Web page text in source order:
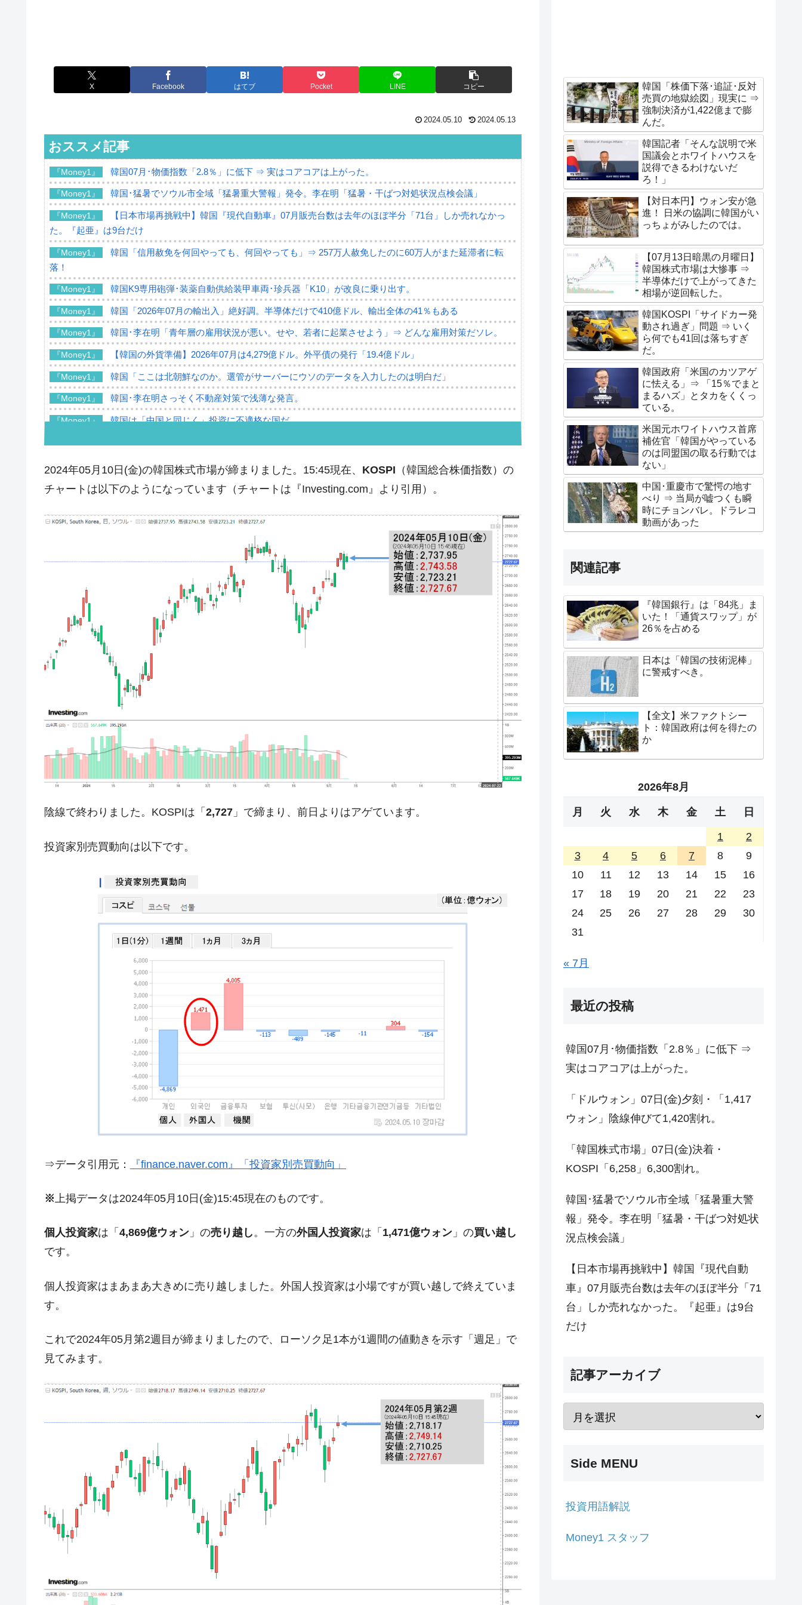
X Facebook はてブ Pocket LINE コピー
2024.05.10 2024.05.13
おススメ記事
『Money1』 韓国07月･物価指数「2.8％」に低下 ⇒ 実はコアコアは上がった。
『Money1』 韓国･猛暑でソウル市全域「猛暑重大警報」発令。李在明「猛暑・干ばつ対処状況点検会議」
『Money1』
【日本市場再挑戦中】韓国『現代自動車』07月販売台数は去年のほぼ半分「71台」しか売れなかっ
た。『起亜』は9台だけ
『Money1』
韓国「信用赦免を何回やっても、何回やっても」⇒ 257万人赦免したのに60万人がまた延滞者に転
落！
『Money1』 韓国K9専用砲弾･装薬自動供給装甲車両･珍兵器「K10」が改良に乗り出す。
『Money1』 韓国「2026年07月の輸出入」絶好調。半導体だけで410億ドル、輸出全体の41％もある
『Money1』 韓国･李在明「青年層の雇用状況が悪い。せや、若者に起業させよう」⇒ どんな雇用対策だソレ。
『Money1』 【韓国の外貨準備】2026年07月は4,279億ドル。外平債の発行「19.4億ドル」
『Money1』 韓国「ここは北朝鮮なのか。選管がサーバーにウソのデータを入力したのは明白だ」
『Money1』 韓国･李在明さっそく不動産対策で浅薄な発言。
『Money1』 韓国は「中国と同じく」投資に不適格な国だ。
『Money1』 韓国･外為取引量「1日当たり1,214.4億ドル」まで拡大 ⇒ 海外資金の動きに強く左右される状態
『Money1』 韓国･帰ってきた李在明。李在明を支持しない「50.5％」に上昇
壟断
韓国･警察職員が「丸刈りになって抗議活動」
中国だけが鉄鋼輸出を異常増加させる ⇒ 中国の過剰生産が世界を蝕む。
『Money1』 韓国製造業「半導体絶好調」のウラで他業種は全般的「不調」⇒ PSIが示す現況は決して良くない。
【米韓激突案件】韓国消費者院が『クーパン』1人当たり賠償10万ウォンを認定 ⇒ 総額3兆7,000億
『Money1』 韓国で猛暑。南東部では干ばつ
『Money1』 韓国型イージス搭載の次世代駆逐艦「KDDX」1番艦、2032年竣工と公示
【対日本円】ウォン安が急進！ 日米の協調に韓国がいっちょがみしたのでは。
韓国政府『BYD』車への補助金を全廃 ⇒ 実は韓国で『BYD』車は売れている。6カ月で対前年同期比
1.9倍！
在韓米国大使スティールが着韓！⇒ さっそく空港に詰めかけ「出て行け！」「極右勢力」のプラカー
ドを掲げる「在韓反米勢力」
『Money1』 韓国『国民年金公団』株価暴落で200兆蒸発。
韓国鉄鋼最大手『POSCO』ズブズブ沈む。営業利益80.2％も減少
米国下院「韓国の公務員個人をターゲットにぶん殴る法案」提出！⇒ クーパン問題は合衆国企業に対
する差別。許してはおかぬ
韓国ボンクラ政策室長･金容範、株価暴落に他人事のような発言。
韓国半導体『SKハイニックス』2026年2Qの業績「史上最高益」当期純利益は前年同期比13.4倍に。
韓国･加徳島新国際空港「またも暗礁」の危機 ⇒ 10.7兆では損が出るからできない。
【速報】韓国株式市場の暴落・本日07月29日(水)もサイドカー・サーキットブレイカーの二段コンボ
IT産業は人を雇用する効果は低い。全産業の半分未満しか雇用を生まない
日本の誇る海洋資源調査船『白嶺』は先進技術の塊！
夏の甲子園、優勝校を最も多く輩出している都道府県とは？
今話題の「楽天ライオンズ」とは？
Fact1 平成仮面ライダーの意外すぎるモチーフとは？
Fact1 発表から2日で大崩壊、鳴かず飛ばずに終わりそうなスーパーリーグとは？
Fact1 甲子園通算本塁打、最多の清原に次いで多く打っている意外な選手とは？
Fact1
2024年05月10日(金)の韓国株式市場が締まりました。15:45現在、 KOSPI （韓国総合株価指数）の
チャートは以下のようになっています（チャートは『Investing.com』より引用）。
陰線で終わりました。KOSPIは「 2,727 」で締まり、前日よりはアゲています。
投資家別売買動向は以下です。
⇒データ引用元： 『finance.naver.com』「投資家別売買動向」
※上掲データは2024年05月10日(金)15:45現在のものです。
個人投資家は「 4,869億ウォン 」の売り越し。一方の外国人投資家は「 1,471億ウォン 」の買い越し
です。
個人投資家はまあまあ大きめに売り越しました。外国人投資家は小場ですが買い越しで終えていま
す。
これで2024年05月第2週目が締まりましたので、ローソク足1本が1週間の値動きを示す「週足」で
見てみます。
韓国「株価下落･追証･反対
売買の地獄絵図」現実に ⇒
強制決済が1,422億まで膨
んだ。
韓国記者「そんな説明で米
国議会とホワイトハウスを
説得できるわけないだ
ろ！」
【対日本円】ウォン安が急
進！ 日米の協調に韓国がい
っちょがみしたのでは。
【07月13日暗黒の月曜日】
韓国株式市場は大惨事 ⇒
半導体だけで上がってきた
相場が逆回転した。
韓国KOSPI「サイドカー発
動され過ぎ」問題 ⇒ いく
ら何でも41回は落ちすぎ
だ。
韓国政府「米国のカツアゲ
に怯える」⇒ 「15％でまと
まるハズ」とタカをくくっ
ている。
米国元ホワイトハウス首席
補佐官「韓国がやっている
のは同盟国の取る行動では
ない」
中国･重慶市で驚愕の地す
べり ⇒ 当局が嘘つくも瞬
時にチョンバレ。ドラレコ
動画があった
関連記事
『韓国銀行』は「84兆」ま
いた！「通貨スワップ」が
26％を占める
日本は「韓国の技術泥棒」
に警戒すべき。
【全文】米ファクトシー
ト：韓国政府は何を得たの
か
2026年8月
月 火 水 木 金 土 日
1
2
3
4 5 6 7 8
9
10
11 12 13 14 15
16
17
18 19 20 21 22
23
24
25 26 27 28 29
30
31
« 7月
最近の投稿
韓国07月･物価指数「2.8％」に低下 ⇒
実はコアコアは上がった。
「ドルウォン」07日(金)夕刻・「1,417
ウォン」陰線伸びて1,420割れ。
「韓国株式市場」07日(金)決着・
KOSPI「6,258」6,300割れ。
韓国･猛暑でソウル市全域「猛暑重大警
報」発令。李在明「猛暑・干ばつ対処状
況点検会議」
【日本市場再挑戦中】韓国『現代自動
車』07月販売台数は去年のほぼ半分「71
台」しか売れなかった。『起亜』は9台
だけ
記事アーカイブ
Side MENU
投資用語解説
Money1 スタッフ